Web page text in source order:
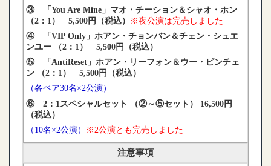
③ 「You Are Mine」マオ・チーション＆シャオ・ホン
（2：1） 5,500円（税込）
※夜公演は完売しました
④ 「VIP Only」ホアン・チョンバン＆チェン・シュエ
ンユー （2：1） 5,500円（税込）
⑤ 「AntiReset」ホアン・リーフォン＆ウー・ピンチェ
ン （2：1） 5,500円（税込）
（各ペア30名×2公演）
⑥ 2：1スペシャルセット （②～⑤セット） 16,500円
（税込）
（10名×2公演）
※2公演とも完売しました
注意事項